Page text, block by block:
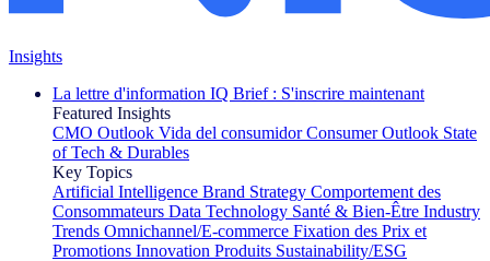
Insights
La lettre d'information IQ Brief : S'inscrire maintenant
Featured Insights
CMO Outlook Vida del consumidor Consumer Outlook State
of Tech & Durables
Key Topics
Artificial Intelligence Brand Strategy Comportement des
Consommateurs Data Technology Santé & Bien-Être Industry
Trends Omnichannel/E-commerce Fixation des Prix et
Promotions Innovation Produits Sustainability/ESG